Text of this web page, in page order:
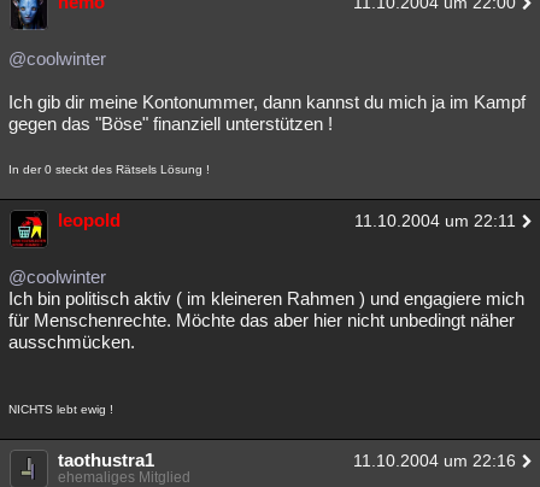
@coolwinter
Ich gib dir meine Kontonummer, dann kannst du mich ja im Kampf
gegen das "Böse" finanziell unterstützen !
In der 0 steckt des Rätsels Lösung !
leopold 11.10.2004 um 22:11
@coolwinter
Ich bin politisch aktiv ( im kleineren Rahmen ) und engagiere mich
für Menschenrechte. Möchte das aber hier nicht unbedingt näher
ausschmücken.
NICHTS lebt ewig !
taothustra1 11.10.2004 um 22:16
ehemaliges Mitglied